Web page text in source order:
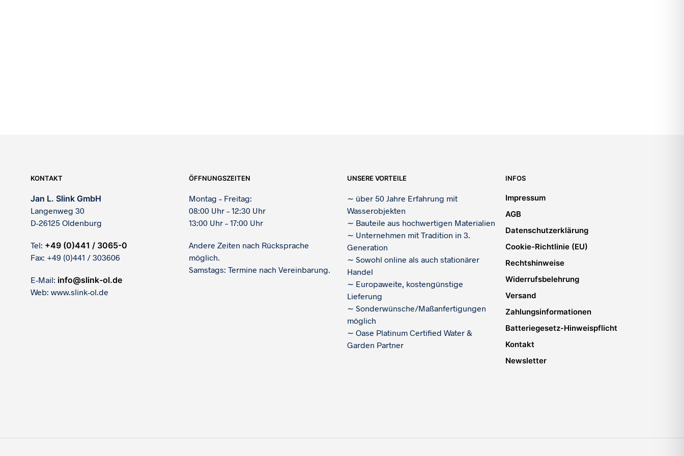
KONTAKT
Jan L. Slink GmbH
Langenweg 30
D-26125 Oldenburg
Tel: +49 (0)441 / 3065-0
Fax: +49 (0)441 / 303606
E-Mail: info@slink-ol.de
Web: www.slink-ol.de
ÖFFNUNGSZEITEN
Montag – Freitag:
08:00 Uhr – 12:30 Uhr
13:00 Uhr – 17:00 Uhr
Andere Zeiten nach Rücksprache
möglich.
Samstags: Termine nach Vereinbarung.
UNSERE VORTEILE
∼ über 50 Jahre Erfahrung mit
Wasserobjekten
∼ Bauteile aus hochwertigen Materialien
∼ Unternehmen mit Tradition in 3.
Generation
∼ Sowohl online als auch stationärer
Handel
∼ Europaweite, kostengünstige
Lieferung
∼ Sonderwünsche/Maßanfertigungen
möglich
∼ Oase Platinum Certified Water &
Garden Partner
INFOS
Impressum
AGB
Datenschutzerklärung
Cookie-Richtlinie (EU)
Rechtshinweise
Widerrufsbelehrung
Versand
Zahlungsinformationen
Batteriegesetz-Hinweispflicht
Kontakt
Newsletter